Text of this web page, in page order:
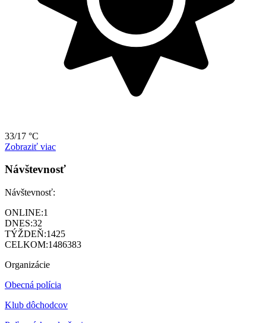
33/17 °C
Zobraziť viac
Návštevnosť
Návštevnosť:
ONLINE:1
DNES:32
TÝŽDEŇ:1425
CELKOM:1486383
Organizácie
Obecná polícia
Klub dôchodcov